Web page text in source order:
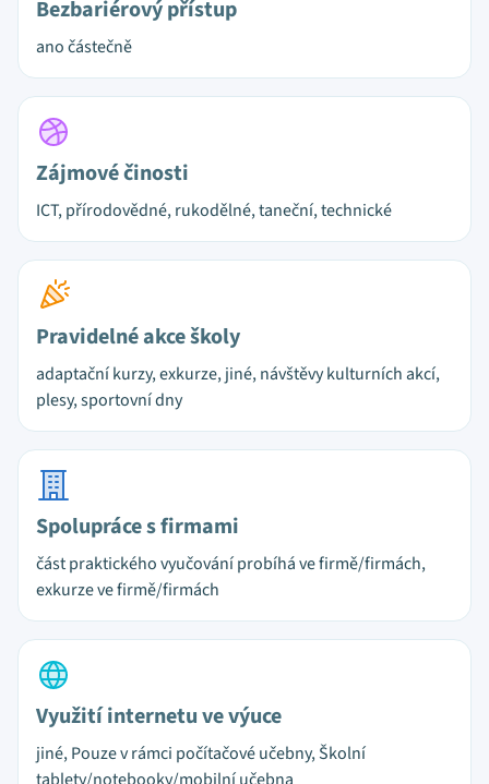
Bezbariérový přístup
ano částečně
Zájmové činosti
ICT, přírodovědné, rukodělné, taneční, technické
Pravidelné akce školy
adaptační kurzy, exkurze, jiné, návštěvy kulturních akcí,
plesy, sportovní dny
Spolupráce s firmami
část praktického vyučování probíhá ve firmě/firmách,
exkurze ve firmě/firmách
Využití internetu ve výuce
jiné, Pouze v rámci počítačové učebny, Školní